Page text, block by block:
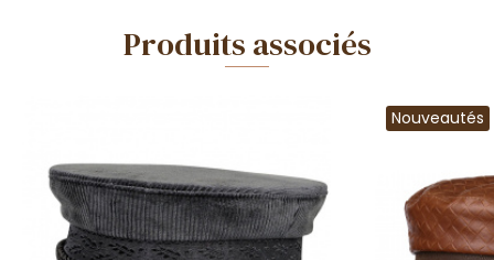
Produits associés
Nouveautés